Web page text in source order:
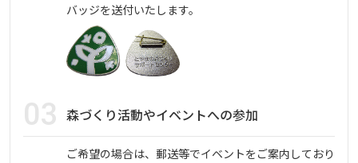
バッジを送付いたします。
03 森づくり活動やイベントへの参加
ご希望の場合は、郵送等でイベントをご案内しており